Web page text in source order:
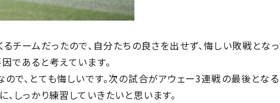
チームだったので、自分たちの良さを出せず、悔しい敗戦となっ
であると考えています。
で、とても悔しいです。次の試合がアウェー3連戦の最後となる
しっかり練習していきたいと思います。